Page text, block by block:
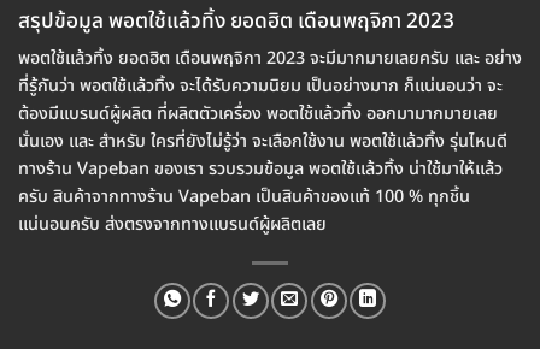
สรุปข้อมูล พอตใช้แล้วทิ้ง ยอดฮิต เดือนพฤจิกา 2023
พอตใช้แล้วทิ้ง ยอดฮิต เดือนพฤจิกา 2023 จะมีมากมายเลยครับ และ อย่าง
ที่รู้กันว่า พอตใช้แล้วทิ้ง จะได้รับความนิยม เป็นอย่างมาก ก็แน่นอนว่า จะ
ต้องมีแบรนด์ผู้ผลิต ที่ผลิตตัวเครื่อง พอตใช้แล้วทิ้ง ออกมามากมายเลย
นั่นเอง และ สำหรับ ใครที่ยังไม่รู้ว่า จะเลือกใช้งาน พอตใช้แล้วทิ้ง รุ่นไหนดี
ทางร้าน Vapeban ของเรา รวบรวมข้อมูล พอตใช้แล้วทิ้ง น่าใช้มาให้แล้ว
ครับ สินค้าจากทางร้าน Vapeban เป็นสินค้าของแท้ 100 % ทุกชิ้น
แน่นอนครับ ส่งตรงจากทางแบรนด์ผู้ผลิตเลย